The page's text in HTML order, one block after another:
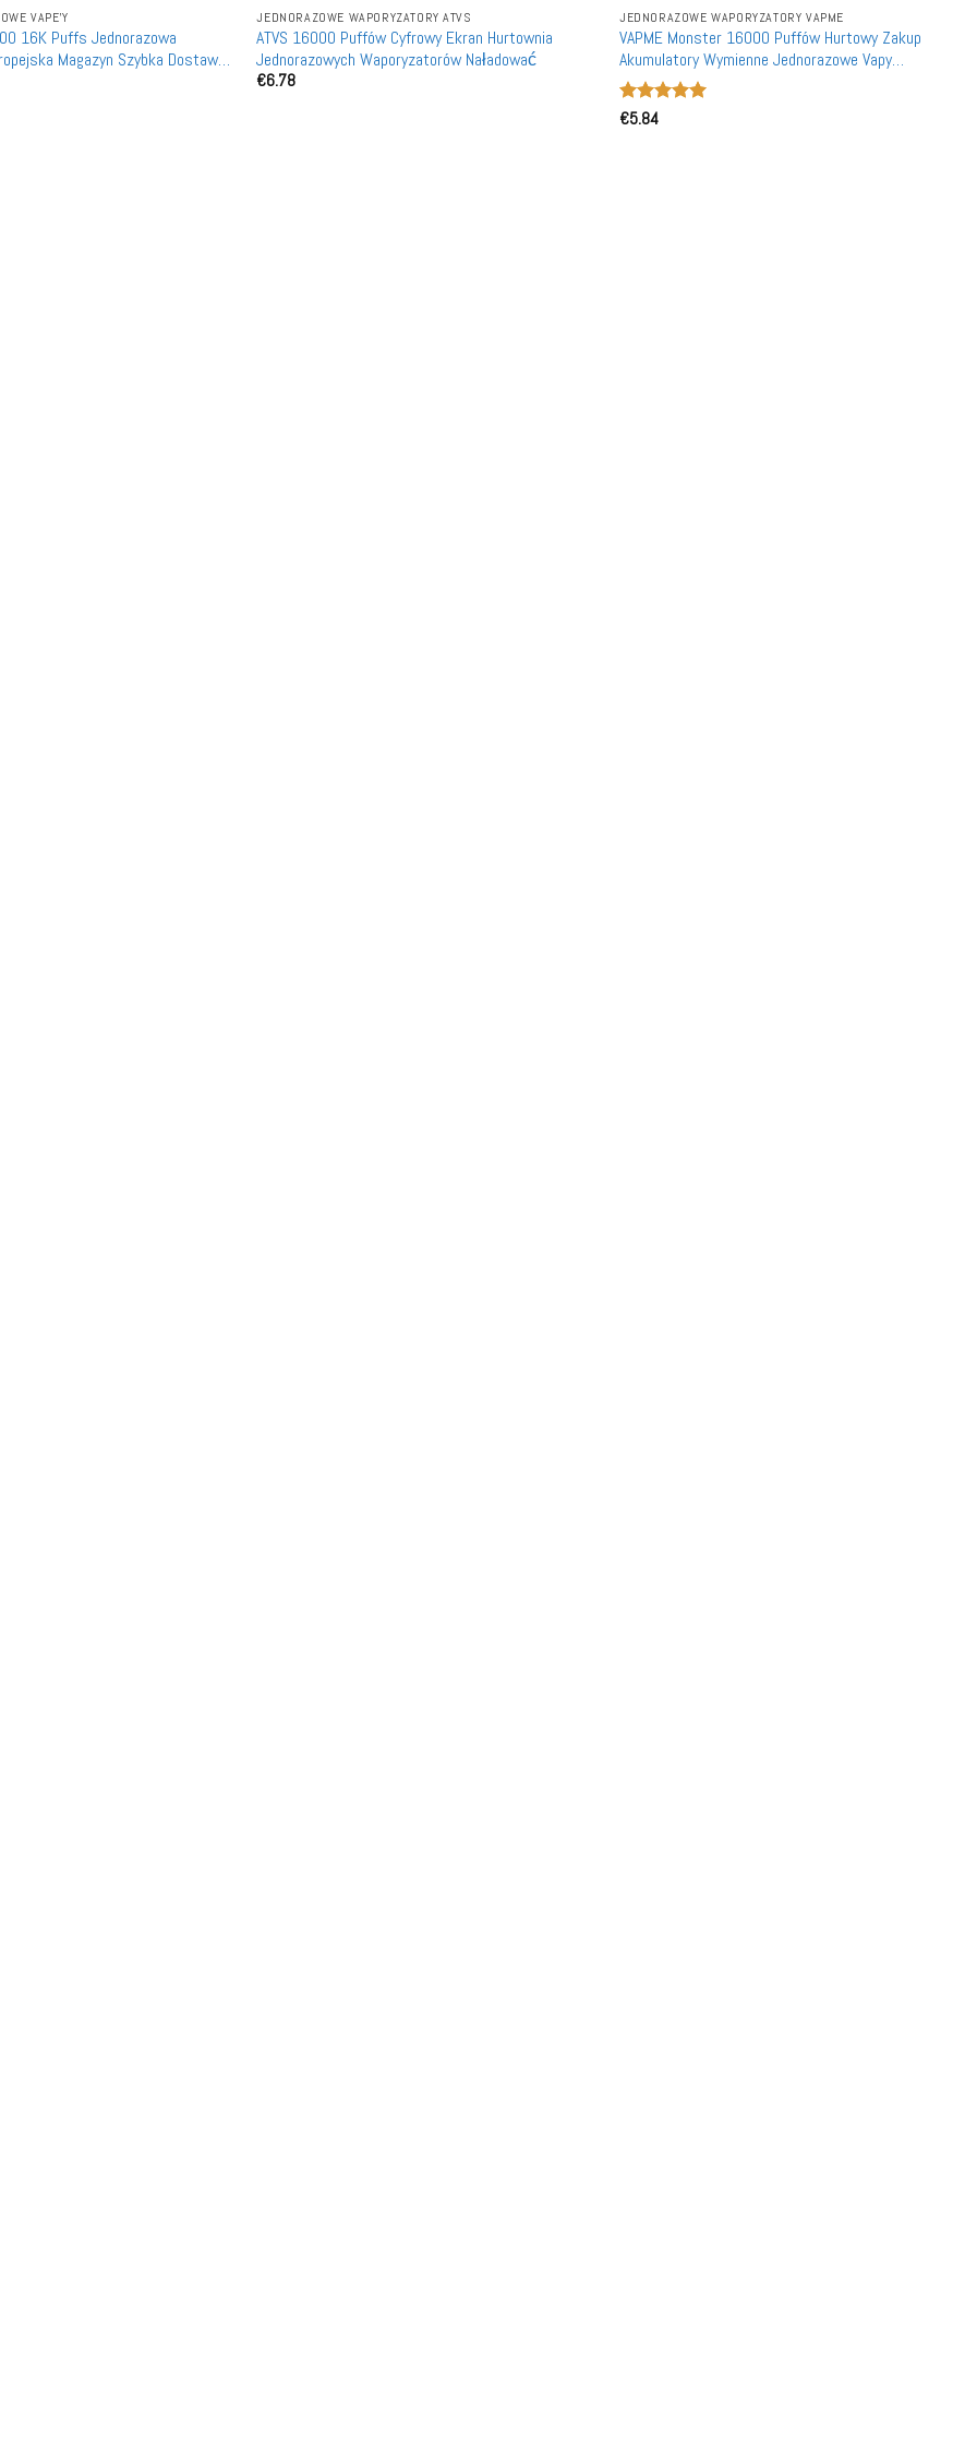
VAPE'Y
16K Puffs Jednorazowa
Magazyn Szybka Dostawa
JEDNORAZOWE WAPORYZATORY ATVS
ATVS 16000 Puffów Cyfrowy Ekran Hurtownia
Jednorazowych Waporyzatorów Naładować
€6.78
JEDNORAZOWE WAPORYZATORY VAPME
VAPME Monster 16000 Puffów Hurtowy Zakup
Akumulatory Wymienne Jednorazowe Vapy
Detalicznie
Oceniono
€5.84